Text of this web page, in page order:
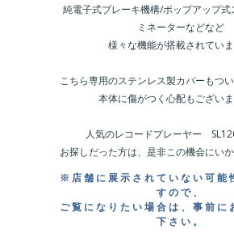
純電子式ブレーキ機構/ポップアップ
ミネーターなどなど
様々な機能が搭載されていま
こちら専用のステンレス製カバーもつ
本体に傷がつく心配もございま
人気のレコードプレーヤー
お探しだった方は、是非この機会にいか
※店舗に展示されていない可能
すので、
ご覧になりたい場合は、事前に
下さい。